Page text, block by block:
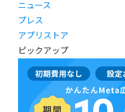
ニュース
プレス
アプリストア
ピックアップ